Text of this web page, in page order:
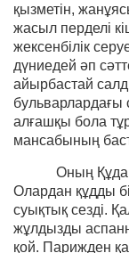
қызметін,
жасыл перделі
жексенбілік
дүниедей әп
айырбастай
алғашқы бола
мансабының
Оның
Олардан құдды
суықтық сезді.
жұлдызды
қой. Парижден